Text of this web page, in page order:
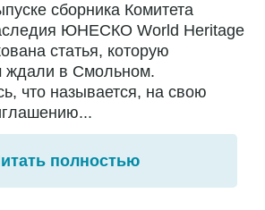
сборника Комитета
ЮНЕСКО World Heritage
статья, которую
ждали в Смольном.
что называется, на свою
полностью